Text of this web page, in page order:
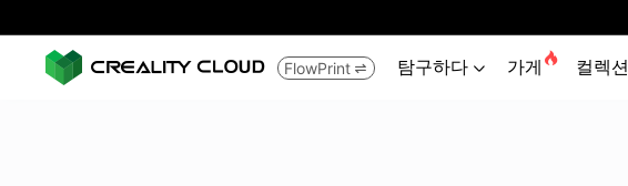
FlowPrint  탐구하다  가게  컬렉션